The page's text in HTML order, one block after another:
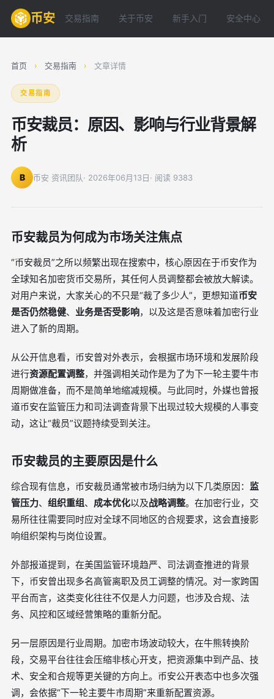
币安 交易指南 关于币安 新手入门 安全中心
首页 › 交易指南 › 文章详情
交易指南
币安裁员：原因、影响与行业背景解
析
B 币安 资讯团队· 2026年06月13日· 阅读 9383
币安裁员为何成为市场关注焦点
“币安裁员”之所以频繁出现在搜索中，核心原因在于币安作为
全球知名加密货币交易所，其任何人员调整都会被放大解读。
对用户来说，大家关心的不只是“裁了多少人”，更想知道币安
是否仍然稳健、 业务是否受影响，以及这是否意味着加密行业
进入了新的周期。
从公开信息看，币安曾对外表示，会根据市场环境和发展阶段
进行资源配置调整，并强调相关动作是为了为下一轮主要牛市
周期做准备，而不是简单地缩减规模。与此同时，外媒也曾报
道币安在监管压力和司法调查背景下出现过较大规模的人事变
动，这让“裁员”议题持续受到关注。
币安裁员的主要原因是什么
综合现有信息，币安裁员通常被市场归纳为以下几类原因： 监
管压力、 组织重组、 成本优化以及战略调整。在加密行业，交
易所往往需要同时应对全球不同地区的合规要求，这会直接影
响组织架构与岗位设置。
外部报道提到，在美国监管环境趋严、司法调查推进的背景
下，币安曾出现多名高管离职及员工调整的情况。对一家跨国
平台而言，这类变化往往不仅是人力问题，也涉及合规、法
务、风控和区域经营策略的重新分配。
另一层原因是行业周期。加密市场波动较大，在牛熊转换阶
段，交易平台往往会压缩非核心开支，把资源集中到产品、技
术、安全和合规等更关键的方向上。币安公开表态中也多次强
调，会依据“下一轮主要牛市周期”来重新配置资源。